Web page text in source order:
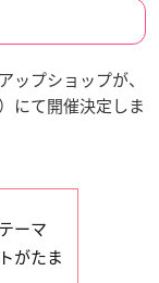
ップショップが、
にて開催決定しま
ーマ
がたま